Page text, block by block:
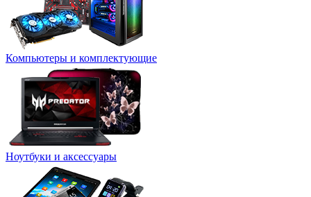
Компьютеры и комплектующие
Ноутбуки и аксессуары